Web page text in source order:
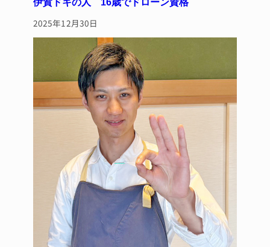
2025年12月30日